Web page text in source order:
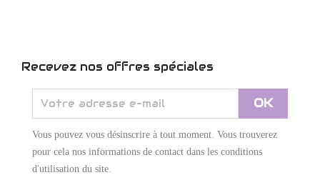
Recevez nos offres spéciales
Vous pouvez vous désinscrire à tout moment. Vous trouverez
pour cela nos informations de contact dans les conditions
d'utilisation du site.